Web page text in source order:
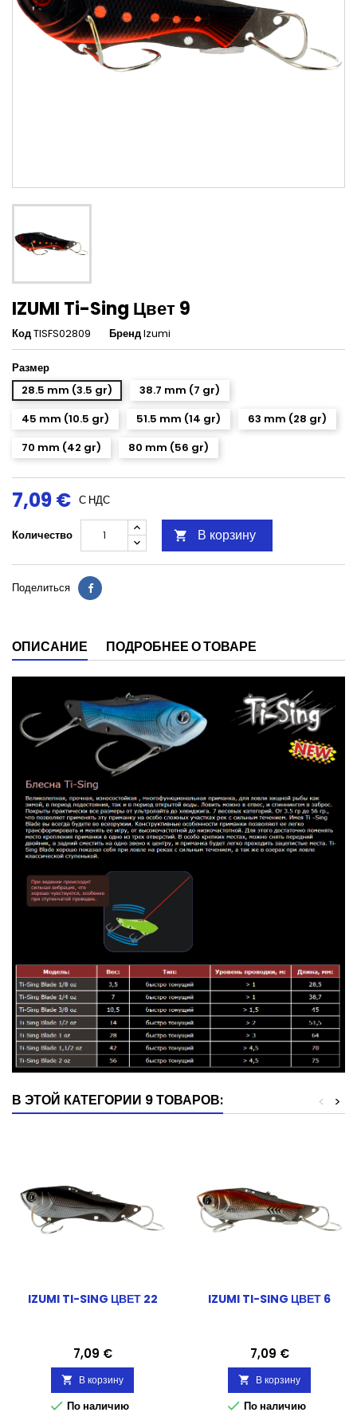
IZUMI Ti-Sing Цвет 9
КодTISFS02809 БрендIzumi
Размер
28.5 mm (3.5 gr)
38.7 mm (7 gr)
45 mm (10.5 gr)
51.5 mm (14 gr)
63 mm (28 gr)
70 mm (42 gr)
80 mm (56 gr)
7,09 € С НДС
Количество  В корзину
Поделиться
ОПИСАНИЕ ПОДРОБНЕЕ О ТОВАРЕ
В ЭТОЙ КАТЕГОРИИ 9 ТОВАРОВ: >
<
IZUMI TI-SING ЦВЕТ 22
Цена
7,09 €
 В корзину
 По наличию
IZUMI TI-SING ЦВЕТ 6
Цена
7,09 €
 В корзину
 По наличию